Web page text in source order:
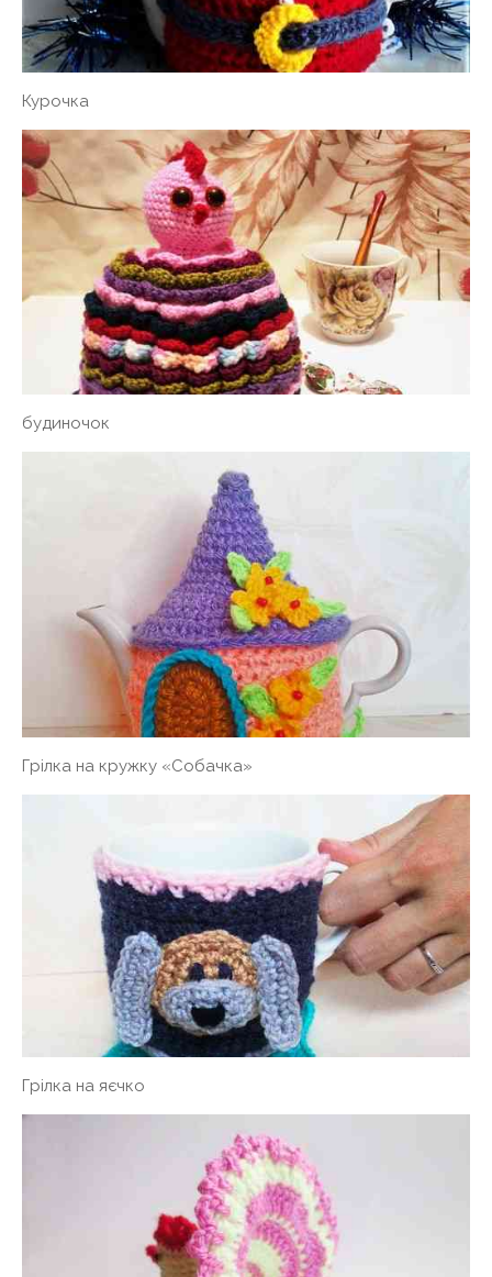
Курочка
будиночок
Грілка на кружку «Собачка»
Грілка на яєчко